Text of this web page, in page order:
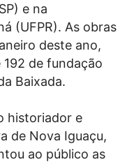
e na
(UFPR). As obras
deste ano,
de fundação
Baixada.
historiador e
de Nova Iguaçu,
ao público as